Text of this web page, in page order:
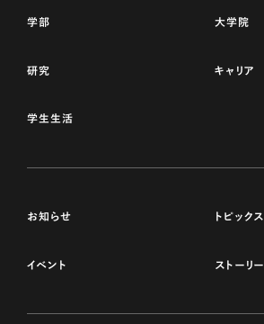
学部 大学院
研究 キャリア
学生生活
お知らせ トピックス
イベント ストーリー